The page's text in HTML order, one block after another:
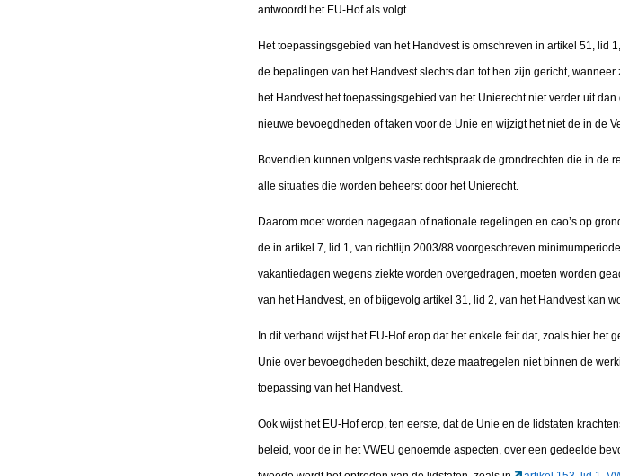
antwoordt het EU-Hof als volgt.
Het toepassingsgebied van het Handvest is omschreven in artikel 51, lid
de bepalingen van het Handvest slechts dan tot hen zijn gericht,
het Handvest het toepassingsgebied van het Unierecht niet verder uit
nieuwe bevoegdheden of taken voor de Unie en wijzigt het niet de in de
Bovendien kunnen volgens vaste rechtspraak de grondrechten die in de
alle situaties die worden beheerst door het Unierecht.
Daarom moet worden nagegaan of nationale regelingen en cao’s op
de in artikel 7, lid 1, van richtlijn 2003/88 voorgeschreven
vakantiedagen wegens ziekte worden overgedragen, moeten worden
van het Handvest, en of bijgevolg artikel 31, lid 2, van het Handvest kan
In dit verband wijst het EU-Hof erop dat het enkele feit dat, zoals hier
Unie over bevoegdheden beschikt, deze maatregelen niet binnen de
toepassing van het Handvest.
Ook wijst het EU-Hof erop, ten eerste, dat de Unie en de lidstaten
beleid, voor de in het VWEU genoemde aspecten, over een gedeelde